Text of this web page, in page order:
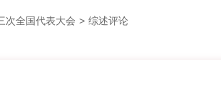
次全国代表大会 > 综述评论